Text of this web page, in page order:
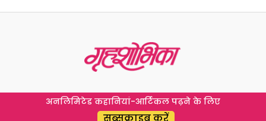
अनलिमिटेड कहानियां-आर्टिकल पढ़ने के लिए